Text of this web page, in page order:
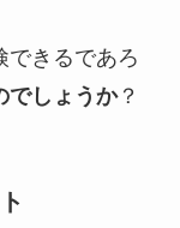
できるであろ
でしょうか？